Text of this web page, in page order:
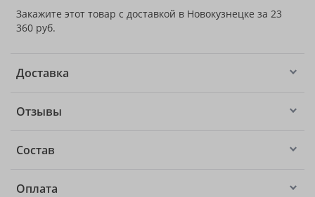
Закажите этот товар с доставкой в Новокузнецке за 23
360 руб.
Доставка
Отзывы
Состав
Оплата